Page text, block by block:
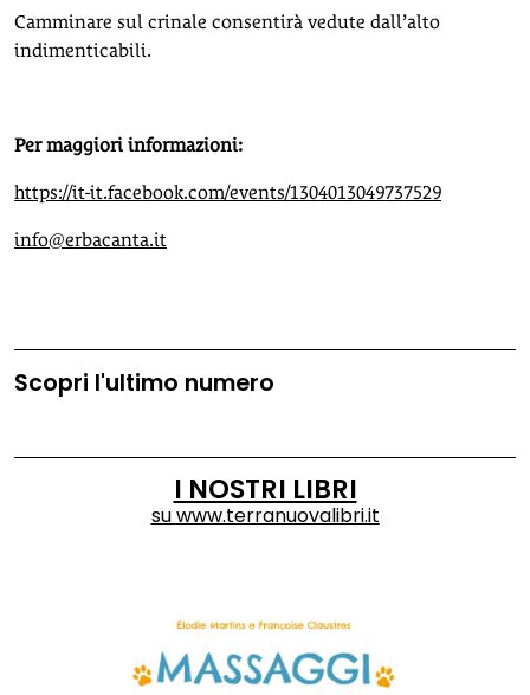
Camminare sul crinale consentirà vedute dall’alto
indimenticabili.
Per maggiori informazioni:
https://it-it.facebook.com/events/1304013049737529
info@erbacanta.it
Scopri l'ultimo numero
I NOSTRI LIBRI
suwww.terranuovalibri.it